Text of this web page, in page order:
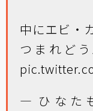
中にエビ・
つまれど
— ひなた